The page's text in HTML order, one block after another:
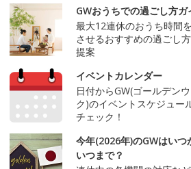
GWおうちでの過ごし方ガ
最大12連休のおうち時間
させるおすすめの過ごし
提案
イベントカレンダー
日付からGW(ゴールデン
ク)のイベントスケジュー
チェック！
今年(2026年)のGWはいつ
いつまで？